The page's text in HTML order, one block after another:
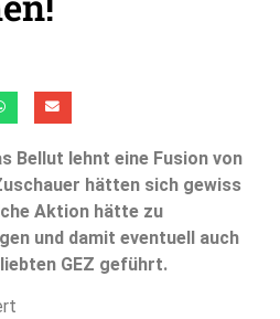
Bellut lehnt eine Fusion von
hätten sich gewiss
Aktion hätte zu
und damit eventuell auch
GEZ geführt.